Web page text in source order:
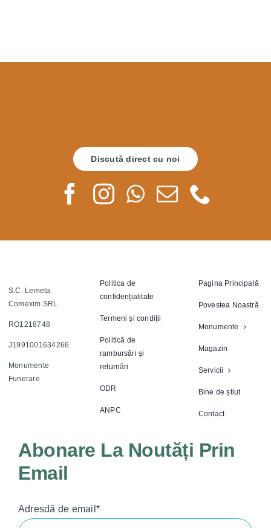
Discută direct cu noi
S.C. Lemeta
Comexim SRL.
RO1218748
J1991001634266
Monumente
Funerare
Politica de
confidențialitate
Termeni și condiții
Politică de
rambursări și
returnări
ODR
ANPC
Pagina Principală
Povestea Noastră
Monumente
Magazin
Servicii
Bine de știut
Contact
Abonare La Noutăți Prin
Email
Adresdă de email*